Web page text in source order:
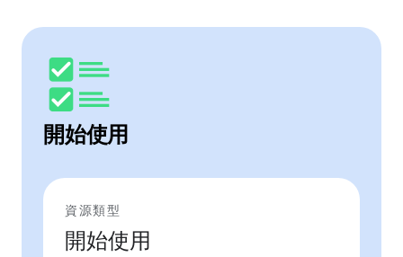
開始使用
資源類型
開始使用